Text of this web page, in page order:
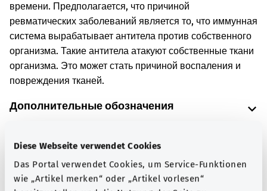
Diese Webseite verwendet Cookies
Das Portal verwendet Cookies, um Service-Funktionen
wie „Artikel merken“ oder „Artikel vorlesen“
времени. Предполагается, что причиной
ревматических заболеваний является то, что иммунная
система вырабатывает антитела против собственного
организма. Такие антитела атакуют собственные ткани
организма. Это может стать причиной воспаления и
повреждения тканей.
Дополнительные обозначения